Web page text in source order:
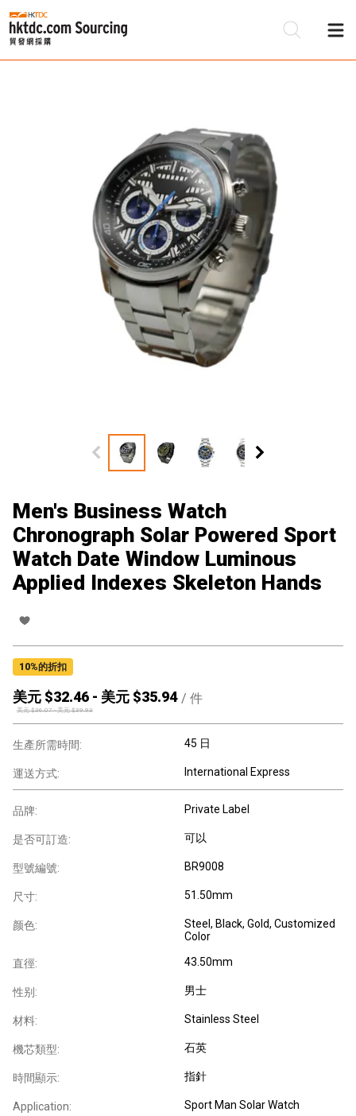
Men's Business Watch
Chronograph Solar Powered Sport
Watch Date Window Luminous
Applied Indexes Skeleton Hands
10%的折扣
美元 $32.46 - 美元 $35.94 / 件
美元 $36.07-美元 $39.93
生產所需時間: 45 日
運送方式: International Express
品牌: Private Label
是否可訂造: 可以
型號編號: BR9008
尺寸: 51.50mm
颜色:
Steel, Black, Gold, Customized
Color
直徑: 43.50mm
性别: 男士
材料: Stainless Steel
機芯類型: 石英
時間顯示: 指針
Application: Sport Man Solar Watch